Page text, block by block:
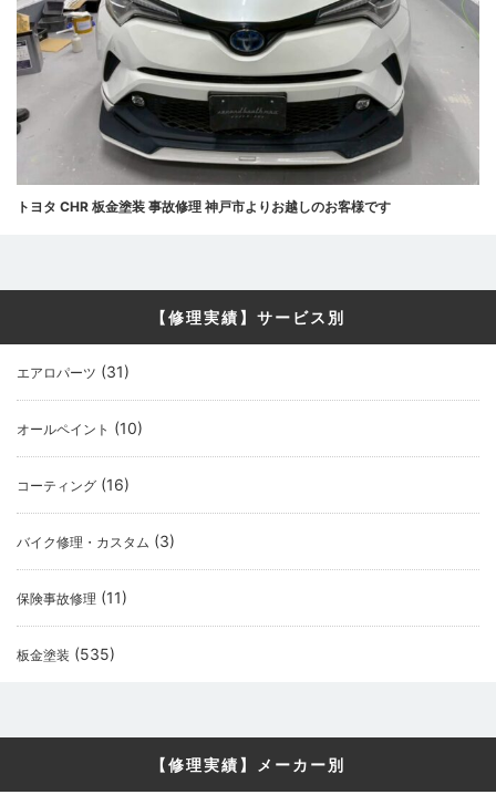
トヨタ CHR 板金塗装 事故修理 神戸市よりお越しのお客様です
【修理実績】サービス別
エアロパーツ (31)
オールペイント (10)
コーティング (16)
バイク修理・カスタム (3)
保険事故修理 (11)
板金塗装 (535)
【修理実績】メーカー別